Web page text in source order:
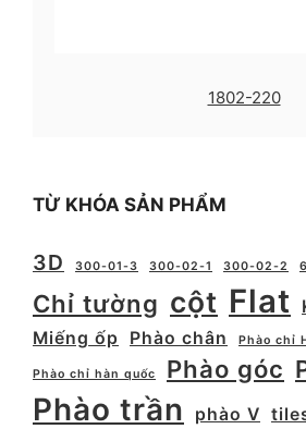
1802-220
TỪ KHÓA SẢN PHẨM
3D 300-01-3 300-02-1 300-02-2
Chỉ tường cột Flat
Miếng ốp
Phào chân Phào chỉ
Phào chỉ hàn quốc Phào góc
Phào trần phào V